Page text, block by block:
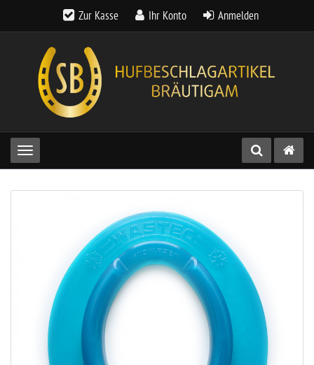
Zur Kasse Ihr Konto Anmelden
Toggle navigation